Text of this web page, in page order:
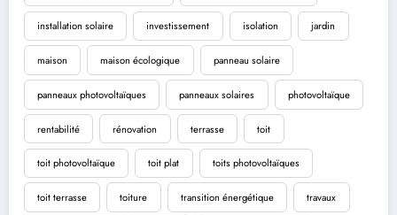
installation solaire investissement isolation jardin
maison maison écologique panneau solaire
panneaux photovoltaïques panneaux solaires photovoltaïque
rentabilité rénovation terrasse toit
toit photovoltaïque toit plat toits photovoltaïques
toit terrasse toiture transition énergétique travaux